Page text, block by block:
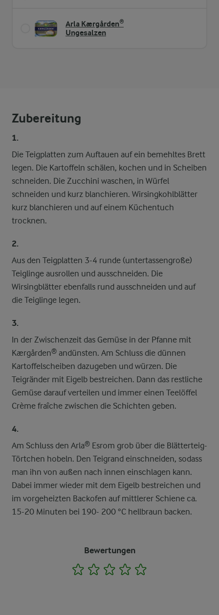
Arla Kærgården®
Ungesalzen
Zubereitung
1.
Die Teigplatten zum Auftauen auf ein bemehltes Brett
legen. Die Kartoffeln schälen, kochen und in Scheiben
schneiden. Die Zucchini waschen, in Würfel
schneiden und kurz blanchieren. Wirsingkohlblätter
kurz blanchieren und auf einem Küchentuch
trocknen.
2.
Aus den Teigplatten 3-4 runde (untertassengroße)
Teiglinge ausrollen und ausschneiden. Die
Wirsingblätter ebenfalls rund ausschneiden und auf
die Teiglinge legen.
3.
In der Zwischenzeit das Gemüse in der Pfanne mit
Kærgården® andünsten. Am Schluss die dünnen
Kartoffelscheiben dazugeben und würzen. Die
Teigränder mit Eigelb bestreichen. Dann das restliche
Gemüse darauf verteilen und immer einen Teelöffel
Crème fraîche zwischen die Schichten geben.
4.
Am Schluss den Arla® Esrom grob über die Blätterteig-
Törtchen hobeln. Den Teigrand einschneiden, sodass
man ihn von außen nach innen einschlagen kann.
Dabei immer wieder mit dem Eigelb bestreichen und
im vorgeheizten Backofen auf mittlerer Schiene ca.
15-20 Minuten bei 190- 200 °C hellbraun backen.
Bewertungen
1 2 3 4